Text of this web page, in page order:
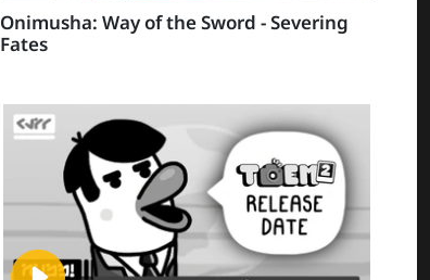
Onimusha: Way of the Sword - Severing
Fates